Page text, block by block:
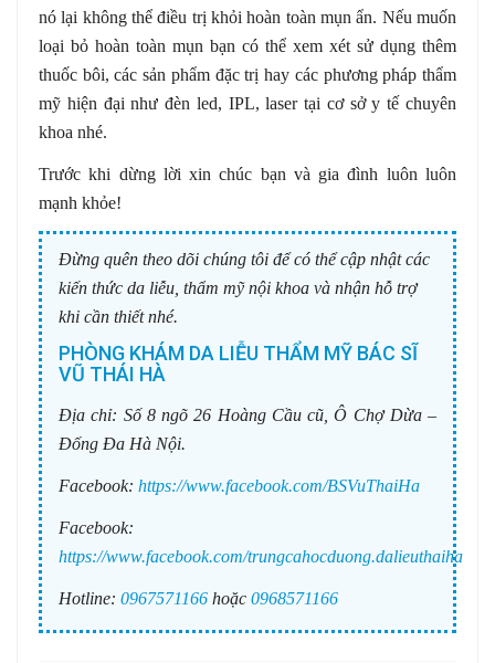
nó lại không thể điều trị khỏi hoàn toàn mụn ẩn. Nếu muốn
loại bỏ hoàn toàn mụn bạn có thể xem xét sử dụng thêm
thuốc bôi, các sản phẩm đặc trị hay các phương pháp thẩm
mỹ hiện đại như đèn led, IPL, laser tại cơ sở y tế chuyên
khoa nhé.
Trước khi dừng lời xin chúc bạn và gia đình luôn luôn
mạnh khỏe!
Đừng quên theo dõi chúng tôi để có thể cập nhật các
kiến thức da liễu, thẩm mỹ nội khoa và nhận hỗ trợ
khi cần thiết nhé.
PHÒNG KHÁM DA LIỄU THẨM MỸ BÁC SĨ
VŨ THÁI HÀ
Địa chỉ: Số 8 ngõ 26 Hoàng Cầu cũ, Ô Chợ Dừa –
Đống Đa Hà Nội.
Facebook: https://www.facebook.com/BSVuThaiHa
Facebook:
https://www.facebook.com/trungcahocduong.dalieuthaiha
Hotline: 0967571166 hoặc 0968571166